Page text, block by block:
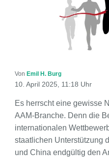
Von Emil H. Burg
10. April 2025, 11:18 Uhr
Es herrscht eine gewisse
AAM-Branche. Denn die
internationalen
staatlichen Unterstützung
und China endgültig den